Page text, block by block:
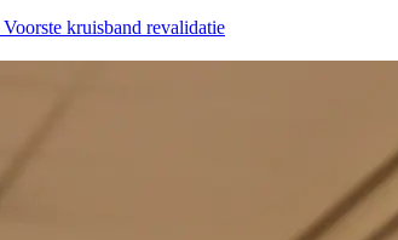
Voorste kruisband revalidatie